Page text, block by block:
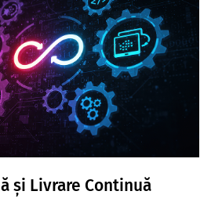
și Livrare Continuă